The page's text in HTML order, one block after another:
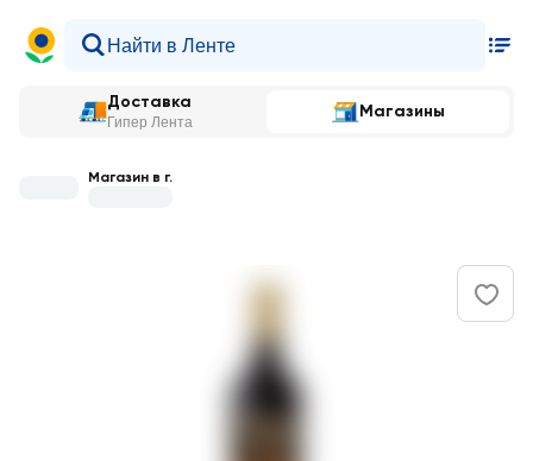
Доставка
Гипер Лента
Магазины
Магазин в г.